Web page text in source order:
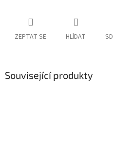
ZEPTAT SE HLÍDAT
Související produkty